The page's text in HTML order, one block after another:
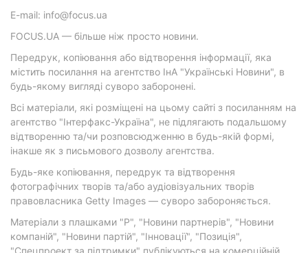
E-mail: info@focus.ua
FOCUS.UA — більше ніж просто новини.
Передрук, копіювання або відтворення інформації, яка
містить посилання на агентство ІнА "Українські Новини", в
будь-якому вигляді суворо заборонені.
Всі матеріали, які розміщені на цьому сайті з посиланням на
агентство "Інтерфакс-Україна", не підлягають подальшому
відтворенню та/чи розповсюдженню в будь-якій формі,
інакше як з письмового дозволу агентства.
Будь-яке копіювання, передрук та відтворення
фотографічних творів та/або аудіовізуальних творів
правовласника Getty Images — суворо забороняється.
Матеріали з плашками "Р", "Новини партнерів", "Новини
компаній", "Новини партій", "Інновації", "Позиція",
"Спецпроект за підтримки" публікуються на комерційній